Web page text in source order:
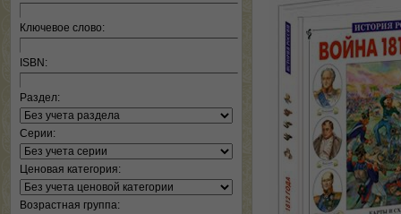
Ключевое слово:
ISBN:
Раздел:
Серии:
Ценовая категория:
Возрастная группа: